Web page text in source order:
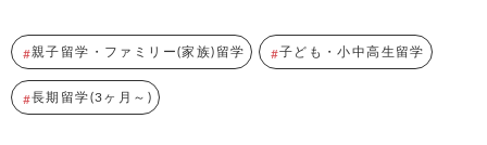
親子留学・ファミリー(家族)留学 子ども・小中高生留学
長期留学(3ヶ月～)